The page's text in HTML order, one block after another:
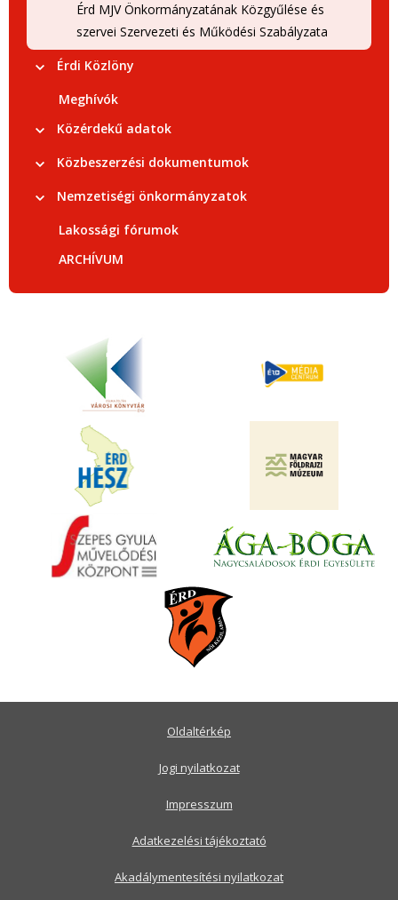
Érd MJV Önkormányzatának Közgyűlése és
szervei Szervezeti és Működési Szabályzata
Érdi Közlöny
Meghívók
Közérdekű adatok
Közbeszerzési dokumentumok
Nemzetiségi önkormányzatok
Lakossági fórumok
ARCHÍVUM
Oldaltérkép
Jogi nyilatkozat
Impresszum
Adatkezelési tájékoztató
Akadálymentesítési nyilatkozat